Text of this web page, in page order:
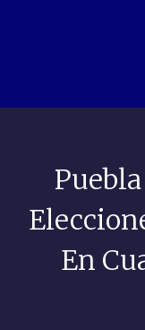
En